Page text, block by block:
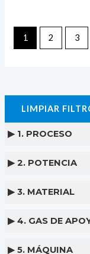
LIMPIAR
▶ 1. PROCESO
▶ 2. POTENCIA
▶ 3. MATERIAL
▶ 4. GAS DE
▶ 5. MÁQUINA
1 2 3